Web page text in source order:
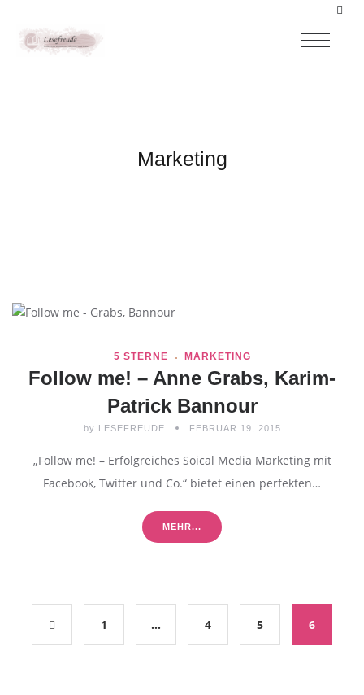
Marketing
5 STERNE MARKETING
Follow me! – Anne Grabs, Karim-
Patrick Bannour
by LESEFREUDE FEBRUAR 19, 2015
„Follow me! – Erfolgreiches Soical Media Marketing mit
Facebook, Twitter und Co.“ bietet einen perfekten…
MEHR...
1 … 4 5 6